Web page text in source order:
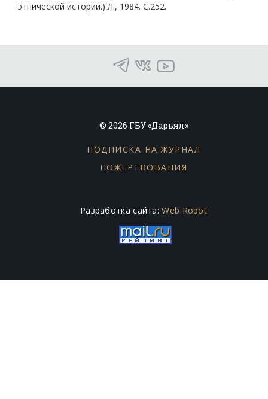
этнической истории.) Л., 1984. С.252.
© 2026 ГБУ «Дарьял»
ПОДПИСКА НА ЖУРНАЛ
ПОЖЕРТВОВАНИЯ
Разработка сайта:Web Robot